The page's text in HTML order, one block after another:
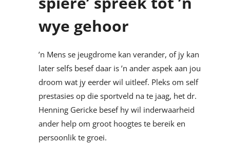
wye gehoor
’n Mens se jeugdrome kan verander, of jy kan
later selfs besef daar is ’n ander aspek aan jou
droom wat jy eerder wil uitleef. Pleks om self
prestasies op die sportveld na te jaag, het dr.
Henning Gericke besef hy wil inderwaarheid
ander help om groot hoogtes te bereik en
persoonlik te groei.